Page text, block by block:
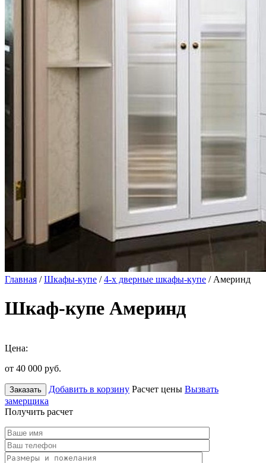
Главная /Шкафы-купе /4-х дверные шкафы-купе / Америнд
Шкаф-купе Америнд
Цена:
от 40 000 руб.
Заказать Добавить в корзину Расчет цены Вызвать
замерщика
Получить расчет